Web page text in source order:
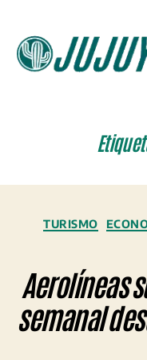
TURISMO
Aerolíneas
semanal